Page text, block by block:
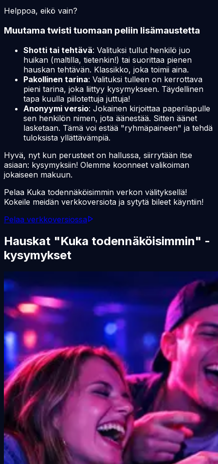
Helppoa, eikö vain?
Muutama twisti tuomaan peliin lisämaustetta
Shotti tai tehtävä: Valituksi tullut henkilö juo
huikan (maltilla, tietenkin!) tai suorittaa pienen
hauskan tehtävän. Klassikko, joka toimii aina.
Pakollinen tarina: Valituksi tulleen on kerrottava
pieni tarina, joka liittyy kysymykseen. Täydellinen
tapa kuulla piilotettuja juttuja!
Anonyymi versio: Jokainen kirjoittaa paperilapulle
sen henkilön nimen, jota äänestää. Sitten äänet
lasketaan. Tämä voi estää "ryhmäpaineen" ja tehdä
tuloksista yllättävämpiä.
Hyvä, nyt kun perusteet on hallussa, siirrytään itse
asiaan: kysymyksiin! Olemme koonneet valikoiman
jokaiseen makuun.
Pelaa Kuka todennäköisimmin verkon välityksellä!
Kokeile meidän verkkoversiota ja sytytä bileet käyntiin!
Pelaa verkkoversiossa
Hauskat "Kuka todennäköisimmin" -
kysymykset